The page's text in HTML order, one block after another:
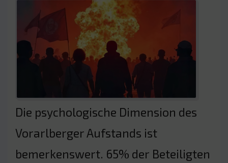
Die psychologische Dimension des
Vorarlberger Aufstands ist
bemerkenswert. 65% der Beteiligten